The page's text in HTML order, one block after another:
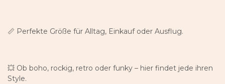
📏 Perfekte Größe für Alltag, Einkauf oder Ausflug.
💥 Ob boho, rockig, retro oder funky – hier findet jede ihren
Style.